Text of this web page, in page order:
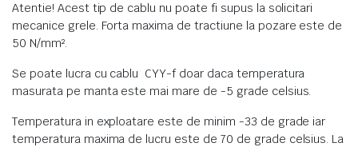
Atentie! Acest tip de cablu nu poate fi supus la solicitari
mecanice grele. Forta maxima de tractiune la pozare este de
50 N/mm².
Se poate lucra cu cablu CYY-f doar daca temperatura
masurata pe manta este mai mare de -5 grade celsius.
Temperatura in exploatare este de minim -33 de grade iar
temperatura maxima de lucru este de 70 de grade celsius. La